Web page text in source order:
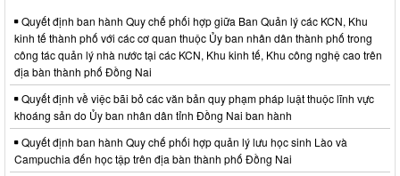
Quyết định ban hành Quy chế phối hợp giữa Ban Quản lý các KCN, Khu
kinh tế thành phố với các cơ quan thuộc Ủy ban nhân dân thành phố trong
công tác quản lý nhà nước tại các KCN, Khu kinh tế, Khu công nghệ cao trên
địa bàn thành phố Đồng Nai
Quyết định về việc bãi bỏ các văn bản quy phạm pháp luật thuộc lĩnh vực
khoáng sản do Ủy ban nhân dân tỉnh Đồng Nai ban hành
Quyết định ban hành Quy chế phối hợp quản lý lưu học sinh Lào và
Campuchia đến học tập trên địa bàn thành phố Đồng Nai